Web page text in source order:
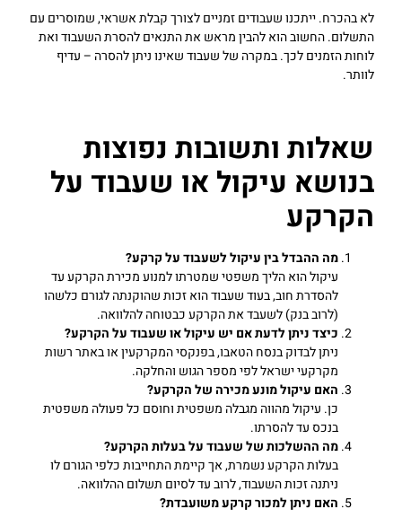
לא בהכרח. ייתכנו שעבודים זמניים לצורך קבלת אשראי, שמוסרים עם
התשלום. החשוב הוא להבין מראש את התנאים להסרת השעבוד ואת
לוחות הזמנים לכך. במקרה של שעבוד שאינו ניתן להסרה – עדיף
לוותר.
שאלות ותשובות נפוצות
בנושא עיקול או שעבוד על
הקרקע
מה ההבדל בין עיקול לשעבוד על קרקע?
עיקול הוא הליך משפטי שמטרתו למנוע מכירת הקרקע עד
להסדרת חוב, בעוד שעבוד הוא זכות שהוקנתה לגורם כלשהו
(לרוב בנק) לשעבד את הקרקע כבטוחה להלוואה.
כיצד ניתן לדעת אם יש עיקול או שעבוד על הקרקע?
ניתן לבדוק בנסח הטאבו, בפנקסי המקרקעין או באתר רשות
מקרקעי ישראל לפי מספר הגוש והחלקה.
האם עיקול מונע מכירה של הקרקע?
כן. עיקול מהווה מגבלה משפטית וחוסם כל פעולה משפטית
בנכס עד להסרתו.
מה ההשלכות של שעבוד על בעלות הקרקע?
בעלות הקרקע נשמרת, אך קיימת התחייבות כלפי הגורם לו
ניתנה זכות השעבוד, לרוב עד לסיום תשלום ההלוואה.
האם ניתן למכור קרקע משועבדת?